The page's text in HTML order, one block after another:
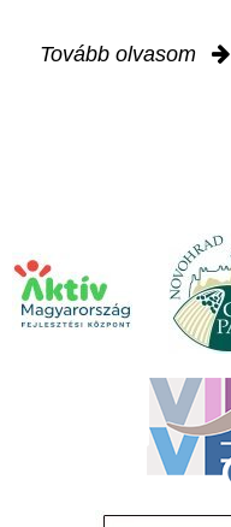
Tovább olvasom